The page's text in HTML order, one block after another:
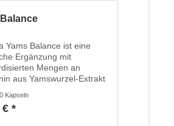
Yams Balance ist eine
Ergänzung mit
Mengen an
aus Yamswurzel-Extrakt
und zur Erhöhung der
Zufuhr von Diosgenin.
Kapseln
€ *